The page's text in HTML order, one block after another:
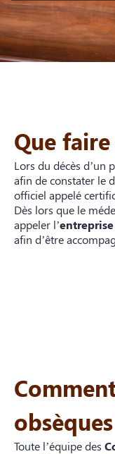
Que faire
Lors du décès d’un
afin de constater le
officiel appelé
Dès lors que le
appeler l’
afin d’être
Toute l’équipe des